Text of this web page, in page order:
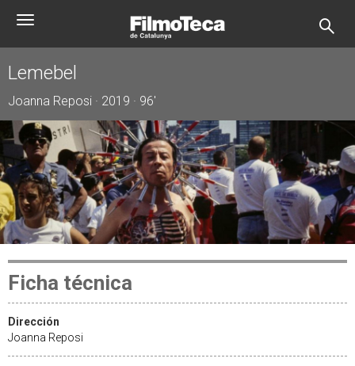
Toggle
Lemebel
Joanna Reposi · 2019 · 96'
Ficha técnica
Dirección
Joanna Reposi